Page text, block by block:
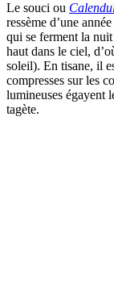
Le souci ou
ressème d’une
qui se ferment la
haut dans le ciel,
soleil). En tisane, il
compresses sur les
lumineuses égayent
tagète.